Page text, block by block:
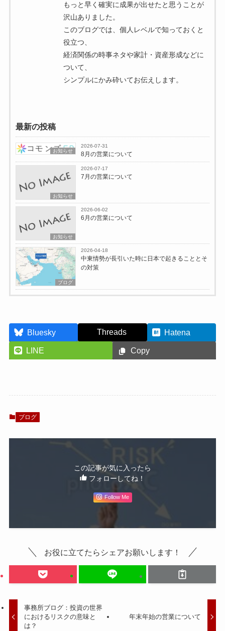
もっと早く確実に成果が出せたと思うことが
沢山ありました。
このブログでは、個人レベルで知っておくと
役立つ、
経済関係の時事ネタや家計・資産形成などに
ついて、
シンプルにかみ砕いてお伝えします。
最新の投稿
お知らせ
2026-07-31
8月の営業について
お知らせ
2026-07-17
7月の営業について
お知らせ
2026-06-02
6月の営業について
ブログ
2026-04-18
中東情勢が長引いた時に日本で起きることとそ
の対策
Bluesky Threads
Hatena
LINE
Copy
ブログ
この記事が気に入ったら
フォローしてね！
Follow Me
お役に立てたらシェアお願いします！
事務所ブログ：投資の世界
におけるリスクの意味と
は？
年末年始の営業について